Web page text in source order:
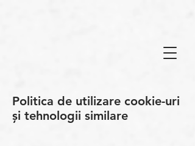
Politica de utilizare cookie-uri
și tehnologii similare